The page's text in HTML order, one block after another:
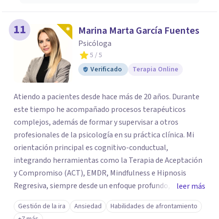
11 Marina Marta García Fuentes
Psicóloga
5 / 5
Verificado
Terapia Online
Atiendo a pacientes desde hace más de 20 años. Durante
este tiempo he acompañado procesos terapéuticos
complejos, además de formar y supervisar a otros
profesionales de la psicología en su práctica clínica. Mi
orientación principal es cognitivo-conductual,
integrando herramientas como la Terapia de Aceptación
y Compromiso (ACT), EMDR, Mindfulness e Hipnosis
Regresiva, siempre desde un enfoque profundo,
respetuoso y adaptado a cada persona. También
acompaño procesos de crecimiento personal y terapia
leer más
Gestión de la ira Ansiedad
Habilidades de afrontamiento